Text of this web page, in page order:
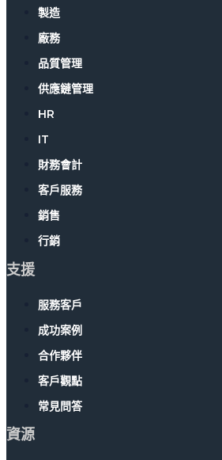
製造
廠務
品質管理
供應鏈管理
HR
IT
財務會計
客戶服務
銷售
行銷
支援
服務客戶
成功案例
合作夥伴
客戶觀點
常見問答
資源